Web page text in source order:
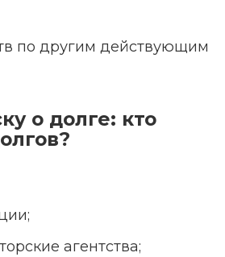
по другим действующим
о долге: кто
агентства;